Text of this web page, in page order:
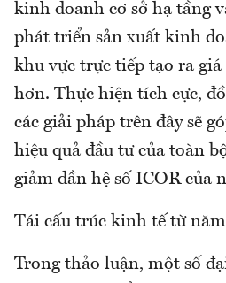
kinh doanh cơ sở hạ tầng
phát triển sản xuất kinh
khu vực trực tiếp tạo ra
hơn. Thực hiện tích cực,
các giải pháp trên đây sẽ
hiệu quả đầu tư của toàn
giảm dần hệ số ICOR của
Tái cấu trúc kinh tế từ
Trong thảo luận, một số